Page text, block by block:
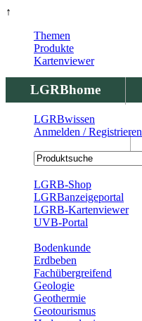
↑
LGRBhome
LGRBbohrungen
Themen
Produkte
Kartenviewer
LGRBwissen
Anmelden / Registrieren
LGRB-Shop
LGRBanzeigeportal
LGRB-Kartenviewer
UVB-Portal
Bodenkunde
Erdbeben
Fachübergreifend
Geologie
Geothermie
Geotourismus